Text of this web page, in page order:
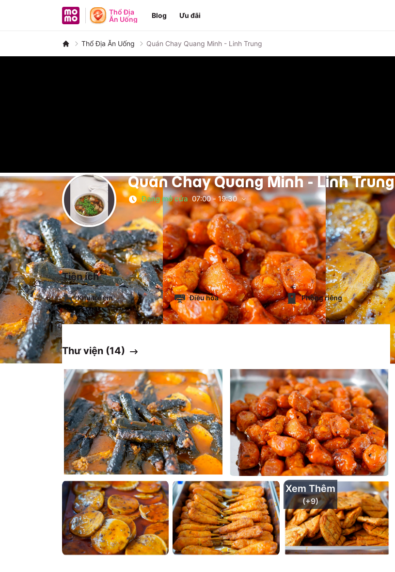
MoMo - Ứng dụng tài chính
Thổ Địa
Ăn Uống
Blog Ưu đãi
Thổ Địa Ăn Uống Quán Chay Quang Minh - Linh Trung
Quán Chay Quang Minh - Linh Trung
Đang mở cửa 07:00- 19:30
Tiện ích
Khu trẻ em Điều hòa Phòng riêng
Thư viện (14)
Xem Thêm
(+9)